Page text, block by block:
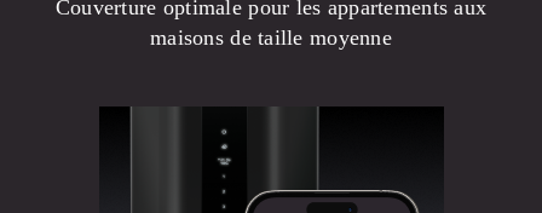
Couverture optimale pour les appartements aux
maisons de taille moyenne